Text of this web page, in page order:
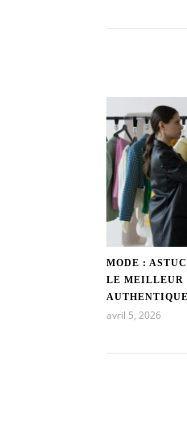
MODE :
LE MEILLEUR
AUTHENTIQUE
avril 5, 2026